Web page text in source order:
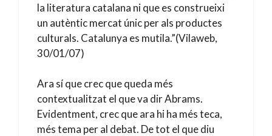
la literatura catalana ni que es construeixi
un autèntic mercat únic per als productes
culturals. Catalunya es mutila.”(Vilaweb,
30/01/07)
Ara sí que crec que queda més
contextualitzat el que va dir Abrams.
Evidentment, crec que ara hi ha més teca,
més tema per al debat. De tot el que diu